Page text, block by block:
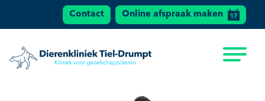
Contact Online afspraak maken